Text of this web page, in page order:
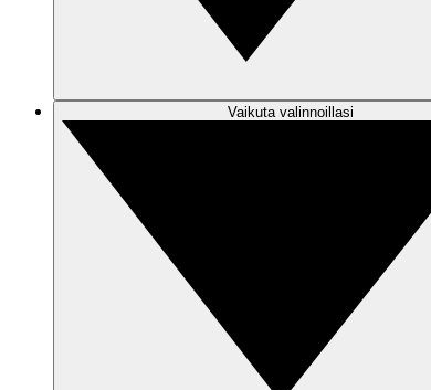
Vaikuta valinnoillasi